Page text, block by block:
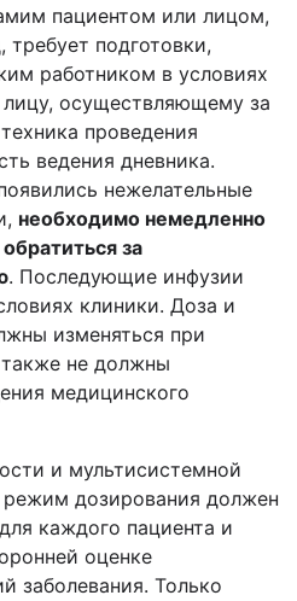
пациентом или лицом,
подготовки,
работником в условиях
осуществляющему за
проведения
ведения дневника.
нежелательные
необходимо немедленно
обратиться за
. Последующие инфузии
клиники. Доза и
изменяться при
не должны
медицинского
и мультисистемной
дозирования должен
каждого пациента и
оценке
заболевания. Только